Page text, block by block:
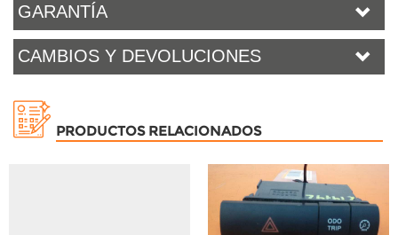
GARANTÍA
CAMBIOS Y DEVOLUCIONES
PRODUCTOS RELACIONADOS